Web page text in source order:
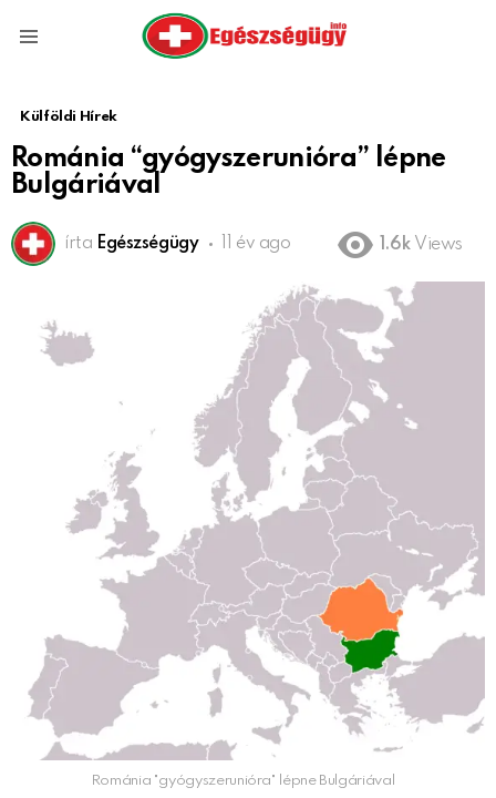
Külföldi Hírek
Románia “gyógyszerunióra” lépne
Bulgáriával
írta Egészségügy 11 év ago 1.6k Views
Románia "gyógyszerunióra" lépne Bulgáriával